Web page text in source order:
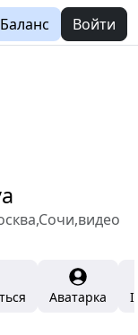
Баланс Войти
Аватарка